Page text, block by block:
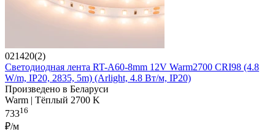
021420(2)
Светодиодная лента RT-A60-8mm 12V Warm2700 CRI98 (4.8
W/m, IP20, 2835, 5m) (Arlight, 4.8 Вт/м, IP20)
Произведено в Беларуси
Warm | Тёплый 2700 K
73316
₽/м